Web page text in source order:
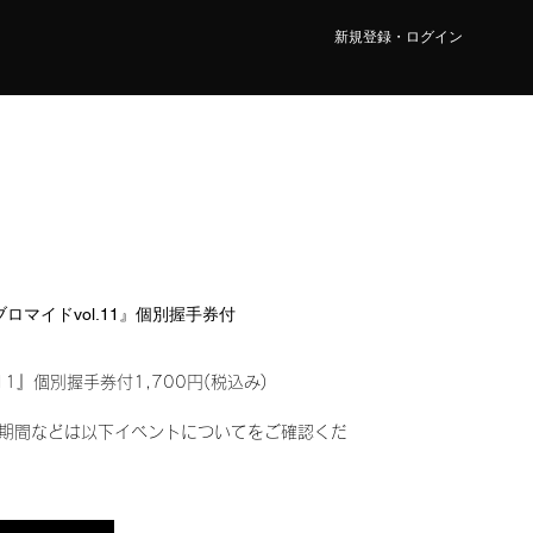
新規登録・ログイン
マイドvol.11』個別握手券付
』個別握手券付1,700円(税込み)
間などは以下イベントについてをご確認くだ